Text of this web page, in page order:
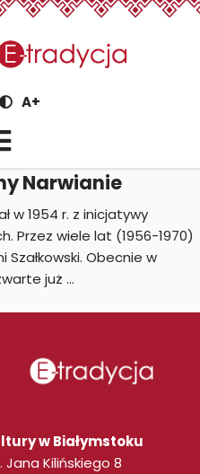
A+
Narwianie
w 1954 r. z inicjatywy
Przez wiele lat (1956-1970)
Szałkowski. Obecnie w
już ...
w Białymstoku
Jana Kilińskiego 8